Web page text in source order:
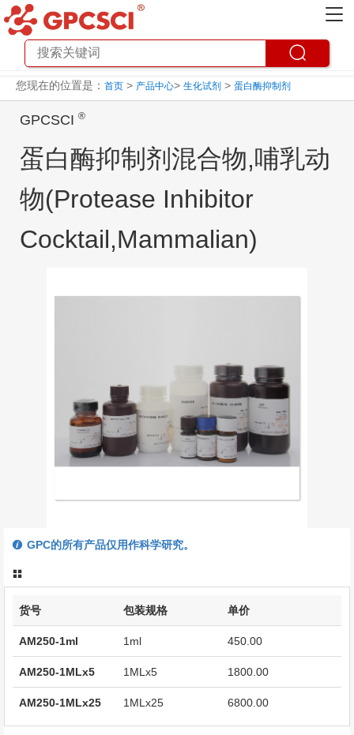
您现在的位置是： 首页 > 产品中心> 生化试剂 > 蛋白酶抑制剂
GPCSCI ®
蛋白酶抑制剂混合物,哺乳动
物(Protease Inhibitor
Cocktail,Mammalian)
GPC的所有产品仅用作科学研究。
货号 包装规格 单价
AM250-1ml 1ml 450.00
AM250-1MLx5 1MLx5 1800.00
AM250-1MLx25 1MLx25 6800.00